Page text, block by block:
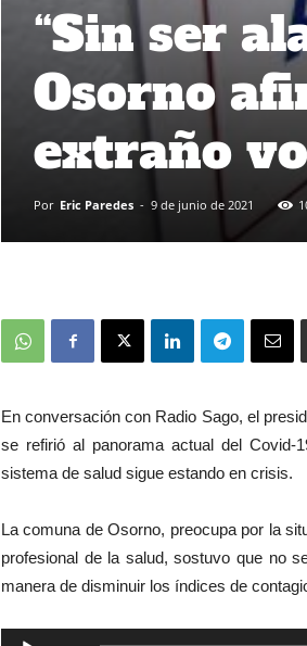
“Sin ser
Osorno
extraño
Por Eric Paredes - 9 de junio de 2021
En conversación con Radio Sago, el
se refirió al panorama actual del
sistema de salud sigue estando en crisis.
La comuna de Osorno, preocupa por la
profesional de la salud, sostuvo que no
manera de disminuir los índices de
Reproductor